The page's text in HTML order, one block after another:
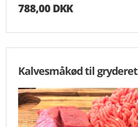
788,00 DKK
Kalvesmåkød til gryderet